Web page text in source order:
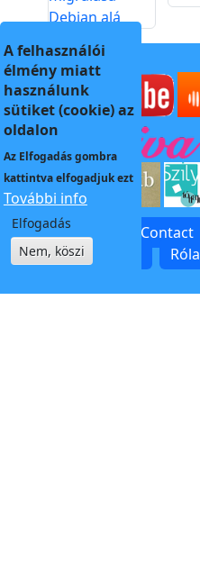
Debian alá
Kapcsolat | Contact
A felhasználói
élmény miatt
használunk
sütiket (cookie) az
oldalon
Az Elfogadásgombra
kattintva elfogadjuk ezt
További info
Elfogadás
Nem, köszi